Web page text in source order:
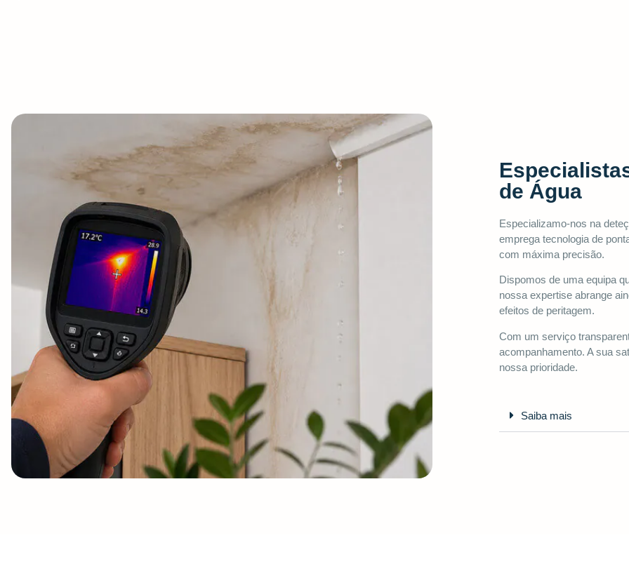
de Água
Especializamo-nos na
emprega tecnologia de
com máxima precisão.
Dispomos de uma equipa
nossa expertise abrange
efeitos de peritagem.
Com um serviço
acompanhamento. A sua
nossa prioridade.
Saiba mais